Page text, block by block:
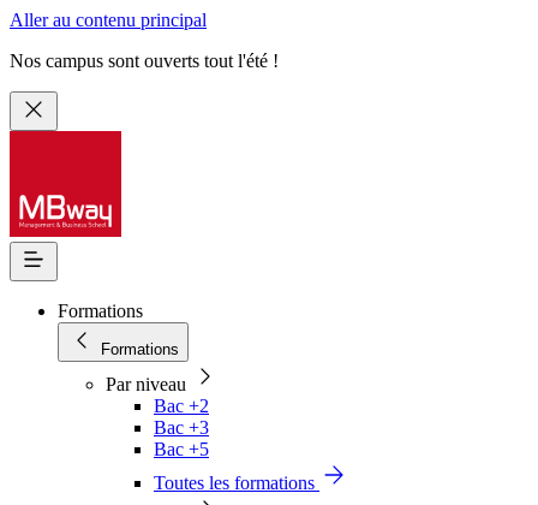
Aller au contenu principal
Nos campus sont ouverts tout l'été !
Formations
Formations
Par niveau
Bac +2
Bac +3
Bac +5
Toutes les formations